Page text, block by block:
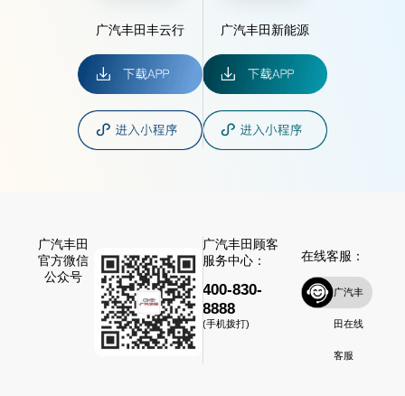
广汽丰田丰云行 广汽丰田新能源
广汽丰田
官方微信
公众号
广汽丰田顾客
服务中心：
400-830-
8888
(手机拨打)
在线客服：
广汽丰
田在线
客服